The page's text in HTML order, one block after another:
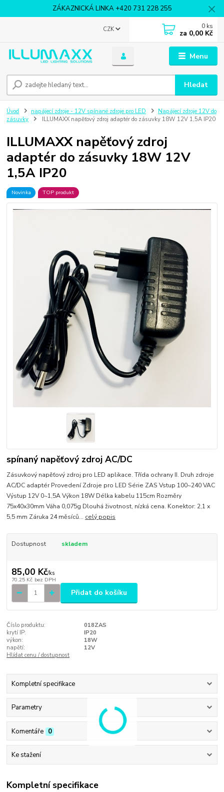
ZÁKAZNICKÁ LINKA +420 731 228 255
Menu
CZK
Hledat
0 ks
za 0,00 Kč
Úvod napájecí zdroje - 12V spínané zdroje pro LED
Napájecí zdroje 12V do
zásuvky
ILLUMAXX napěťový zdroj adaptér do zásuvky 18W 12V 1,5A IP20
ILLUMAXX napěťový zdroj
adaptér do zásuvky 18W 12V
1,5A IP20
Novinka TOP produkt
spínaný napěťový zdroj AC/DC
Zásuvkový napěťový zdroj pro LED aplikace. Třída ochrany II. Druh zdroje
AC/DC adaptér Provedení Zdroje pro LED Série ZAS Vstup 100~240 VAC
Výstup 12V 0~1,5A Výkon 18W Délka kabelu 115cm Rozměry
75x40x30mm Váha 0,075g Dlouhá životnost, nízká cena. Konektor: 2,1 x
5,5 mm Záruka 24 měsíců... celý popis
Dostupnost skladem
85,00 Kč/ks
70,25 Kč bez DPH
Přidat do košíku
Číslo produktu:
018ZAS
krytí IP:
IP20
výkon:
18W
napětí:
12V
Hlídat cenu / dostupnost
Kompletní specifikace
Parametry
Komentáře 0
Ke stažení
Kompletní specifikace